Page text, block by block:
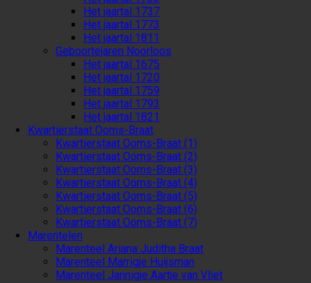
Het jaartal 1737
Het jaartal 1773
Het jaartal 1811
Geboortejaren Noorloos
Het jaartal 1675
Het jaartal 1720
Het jaartal 1759
Het jaartal 1793
Het jaartal 1821
Kwartierstaat Ooms-Braat
Kwartierstaat Ooms-Braat (1)
Kwartierstaat Ooms-Braat (2)
Kwartierstaat Ooms-Braat (3)
Kwartierstaat Ooms-Braat (4)
Kwartierstaat Ooms-Braat (5)
Kwartierstaat Ooms-Braat (6)
Kwartierstaat Ooms-Braat (7)
Marentelen
Marenteel Ariana Juditha Braat
Marenteel Marrigje Huijsman
Marenteel Jannigje Aartje van Vliet